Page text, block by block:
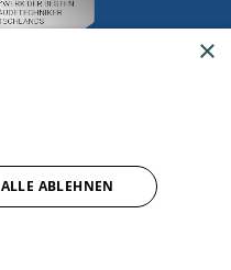
×
ALLE ABLEHNEN